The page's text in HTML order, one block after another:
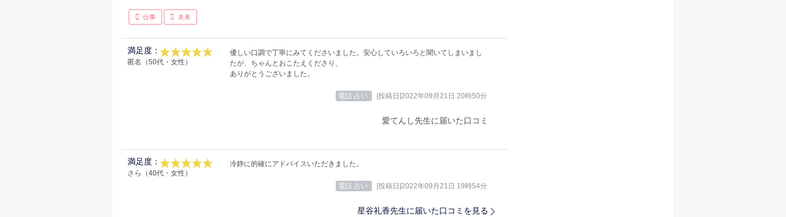
仕事 未来
満足度：
匿名（50代・女性）
優しい口調で丁寧にみてくださいました。安心していろいろと聞いてしまいまし
たが、ちゃんとおこたえくださり、
ありがとうございました。
電話 占い [投稿日]2022年09月21日 20時50分
愛てんし先生に届いた口コミ
満足度：
さら（40代・女性）
冷静に的確にアドバイスいただきました。
電話 占い [投稿日]2022年09月21日 19時54分
星谷礼香先生に届いた口コミを見る